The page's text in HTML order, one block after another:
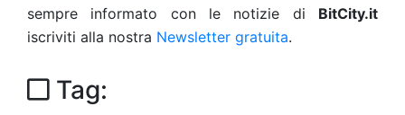
sempre informato con le notizie di BitCity.it
iscriviti alla nostra Newsletter gratuita.
Tag: